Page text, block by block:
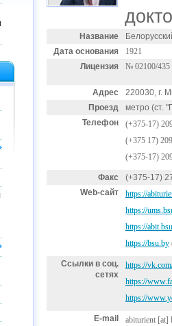
Название
Дата основания
1921
Лицензия
№ 02100/435
Адрес
220030, г.
Проезд
метро (ст.
Телефон
(+375-17)
(+375 17)
(+375-17)
Факс
(+375-17)
Web-сайт
https://
https://
https://
https://bsu.by
Ссылки в соц.
сетях
https://
https://
https://
E-mail abiturient [at]